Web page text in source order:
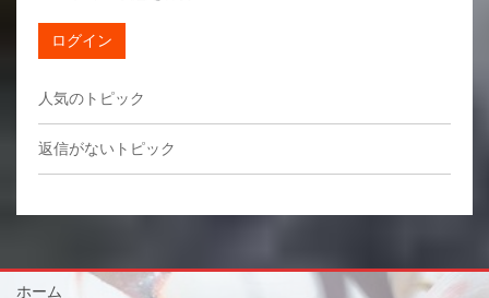
ログイン
人気のトピック
返信がないトピック
ホーム